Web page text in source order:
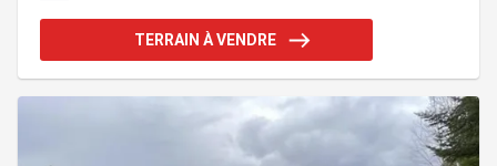
terrain. Unifamiliale, Duplex, Triplex. A quelques
minutes de marche du village. Quelques minutes de
montant des taxes pourra être légèrement
TERRAIN À VENDRE